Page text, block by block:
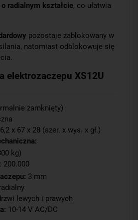
radialnym kształcie, co ułatwia
pozostaje zablokowany w
natomiast odblokowuje się
elektrozaczepu XS12U
zamknięty)
x 67 x 28 (szer. x wys. x gł.)
kg)
200.000
3 mm
lewych i prawych
10-14 V AC/DC